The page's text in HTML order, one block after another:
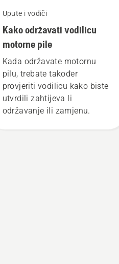
Upute i vodiči
Kako održavati vodilicu
motorne pile
Kada održavate motornu
pilu, trebate također
provjeriti vodilicu kako biste
utvrdili zahtijeva li
održavanje ili zamjenu.